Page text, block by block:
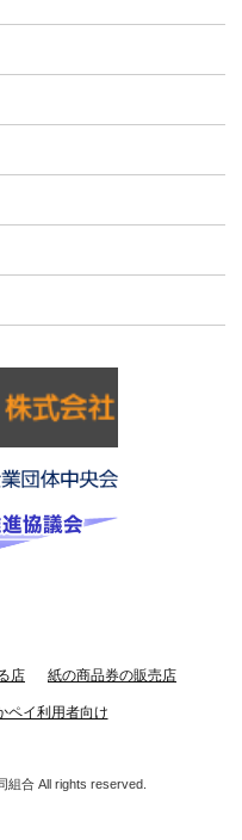
店 紙の商品券の販売店
ペイ利用者向け
組合All rights reserved.